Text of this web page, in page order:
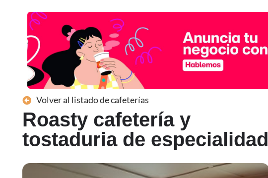
Volver al listado de cafeterías
Roasty cafetería y
tostaduria de especialidad